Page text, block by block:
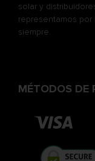
solar y
representamos
siempre.
MÉTODOS DE